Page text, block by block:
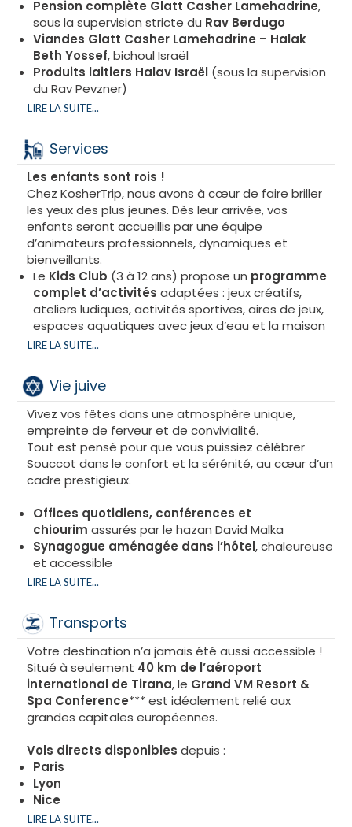
Jardin et espaces détente
Le calme règne dans les jardins soignés et
espaces lounge du resort, parfaits pour une pause
méditative ou un moment en famille.
AuGrand VM Resort & Spa Conference
est réuni pour que vos vacances soient
lâcher-prise, dans un décor raffiné entre mer,
détente et plaisir.
PendantHol Hamoed , partez à la découverte de
l’Albanie grâce à un programme d’excursions
inoubliables (en option).
Chaque sortie est unepromesse d’évasion et de
dépaysement
souvenirs inoubliables.
Pension complète Glatt Casher Lamehadrine,
sous la supervision stricte du Rav Berdugo
Viandes Glatt Casher Lamehadrine – Halak
Beth Yossef, bichoul Israël
Produits laitiers Halav Israël (sous la supervision
du Rav Pevzner)
Des repas savoureux et variés
traditionnels et inspirations contemporaines.
Superbe Souccah décorée
chaleureux et élégant, pour partager vos repas de
fête.
Service à l’assiettepour Chabbat et jours de fête
Dîners gastronomiques servis à
tableetbuffets généreux et variéspour les
autres jours.
Kidouch royalà Yom Tov et Chabbat
Petit-déjeuner sucré/saléen buffet à
l’israélienne
Repas spéciauxadaptés pour les enfants et
bébés, avec des horaires flexibles.
Soirée grillades
d’unspectacle folkloriqueinoubliable.
Tea Time gourmandchaque après-midi : buffets
de fruits frais, gâteaux et mignardises préparés
par notre chef pâtissier, boissons chaudes et
froides à volonté.
Bar à vinssélectionné pour sublimer vos repas et
Boissons chaudes en libre-service 24h/24
se sentir comme chez soi à tout instant.
Lunch-box sur demandepour vos excursions et
sorties individuelles pendant Hol Hamoed.
Avec cette restauration haut de gamme, nous
un voyage culinaire
conviviale, et le plaisir de déguster chaque plat
dans le respect de la tradition et l’exigence du luxe.
LIRE LA SUITE...
Services
Les enfants sont rois !
Chez KosherTrip, nous avons à cœur de faire briller
les yeux des plus jeunes. Dès leur arrivée, vos
enfants seront accueillis par une équipe
d’animateurs professionnels, dynamiques et
bienveillants.
Le Kids Club (3 à 12 ans) propose un programme
complet d’activités adaptées : jeux créatifs,
ateliers ludiques, activités sportives, aires de jeux,
espaces aquatiques avec jeux d’eau et la maison
du club spécialement conçue pour eux.
les
d’uneambiance festive et chaleureuse
cadre 5 étoiles exceptionnel
Repas enfants et bébés sont servis à des horaires
adaptés, pour que chacun profite pleinement de
ses vacances.
LIRE LA SUITE...
Vie juive
Vivez vos fêtes dans une atmosphère unique,
empreinte de ferveur et de convivialité.
Tout est pensé pour que vous puissiez célébrer
Souccot dans le confort et la sérénité, au cœur d’un
cadre prestigieux.
Offices quotidiens, conférences et
chiourim assurés par le hazan David Malka
Synagogue aménagée dans l’hôtel, chaleureuse
et accessible
Présence permanente de Mashguichim
irréprochable
Kiddouch après chaque office de fête et de
Chabbat, moment de partage et de convivialité
Ascenseur shabbatique, pour un respect total
des lois de Chabbat
LIRE LA SUITE...
Transports
Votre destination n’a jamais été aussi accessible !
Situé à seulement 40 km de l’aéroport
international de Tirana, le Grand VM Resort &
Spa Conference*** est idéalement relié aux
grandes capitales européennes.
Vols directs disponibles depuis :
Paris
Lyon
Nice
Londres
LIRE LA SUITE...